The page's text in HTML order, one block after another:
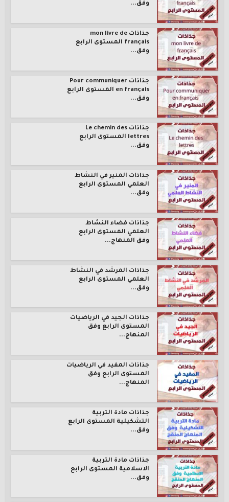
وفق...
جذاذات mon livre de
français المستوى الرابع
وفق...
جذاذات Pour communiquer
en français المستوى الرابع
وفق...
جذاذات Le chemin des
lettres المستوى الرابع
وفق...
جذاذات المنير في النشاط
العلمي المستوى الرابع
وفق...
جذاذات فضاء النشاط
العلمي المستوى الرابع
وفق المنهاج...
جذاذات المرشد في النشاط
العلمي المستوى الرابع
وفق...
جذاذات الجيد في الرياضيات
المستوى الرابع وفق
المنهاج...
جذاذات المفيد في الرياضيات
المستوى الرابع وفق
المنهاج...
جذاذات مادة التربية
التشكيلية المستوى الرابع
وفق...
جذاذات مادة التربية
الاسلامية المستوى الرابع
وفق...